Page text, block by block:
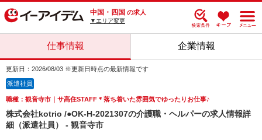
中国・四国 の求人
▼エリア変更
仕事情報 企業情報
更新日：2026/08/03 ※更新日時点の最新情報です
派遣社員
職種：観音寺市｜サ高住STAFF＊落ち着いた雰囲気でゆったりお仕事♪
株式会社kotrio /●OK-H-2021307の介護職・ヘルパーの求人情報詳
細（派遣社員） - 観音寺市